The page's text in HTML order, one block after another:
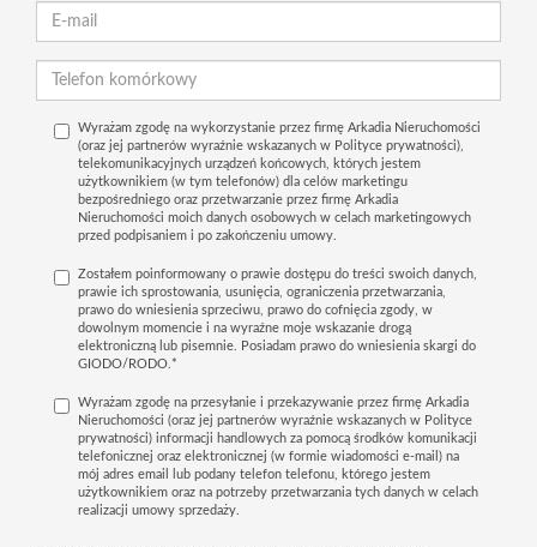
Wyrażam zgodę na wykorzystanie przez firmę Arkadia Nieruchomości
(oraz jej partnerów wyraźnie wskazanych w Polityce prywatności),
telekomunikacyjnych urządzeń końcowych, których jestem
użytkownikiem (w tym telefonów) dla celów marketingu
bezpośredniego oraz przetwarzanie przez firmę Arkadia
Nieruchomości moich danych osobowych w celach marketingowych
przed podpisaniem i po zakończeniu umowy.
Zostałem poinformowany o prawie dostępu do treści swoich danych,
prawie ich sprostowania, usunięcia, ograniczenia przetwarzania,
prawo do wniesienia sprzeciwu, prawo do cofnięcia zgody, w
dowolnym momencie i na wyraźne moje wskazanie drogą
elektroniczną lub pisemnie. Posiadam prawo do wniesienia skargi do
GIODO/RODO.*
Wyrażam zgodę na przesyłanie i przekazywanie przez firmę Arkadia
Nieruchomości (oraz jej partnerów wyraźnie wskazanych w Polityce
prywatności) informacji handlowych za pomocą środków komunikacji
telefonicznej oraz elektronicznej (w formie wiadomości e-mail) na
mój adres email lub podany telefon telefonu, którego jestem
użytkownikiem oraz na potrzeby przetwarzania tych danych w celach
realizacji umowy sprzedaży.